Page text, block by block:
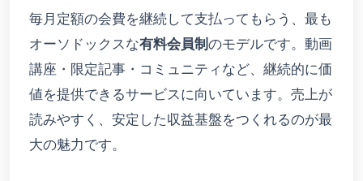
毎月定額の会費を継続して支払ってもらう、最も
オーソドックスな有料会員制のモデルです。動画
講座・限定記事・コミュニティなど、継続的に価
値を提供できるサービスに向いています。売上が
読みやすく、安定した収益基盤をつくれるのが最
大の魅力です。